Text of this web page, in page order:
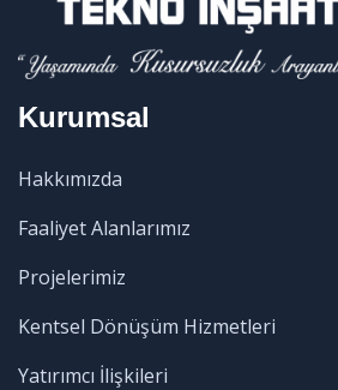
Kurumsal
Hakkımızda
Faaliyet Alanlarımız
Projelerimiz
Kentsel Dönüşüm Hizmetleri
Yatırımcı İlişkileri